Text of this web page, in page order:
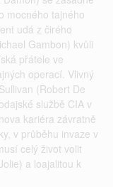
mocného tajného
udá z čirého
Gambon) kvůli
přátele ve
operací. Vlivný
(Robert De
službě CIA v
kariéra závratně
v průběhu invaze v
celý život volit
a loajalitou k